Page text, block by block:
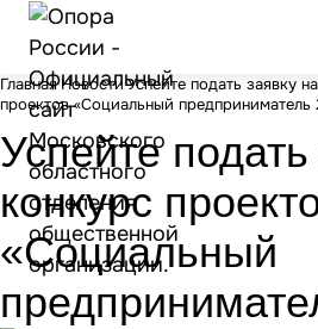
Главная Новости Успейте подать заявку
проектов «Социальный предприниматель
Успейте
конкурс
«Социальный